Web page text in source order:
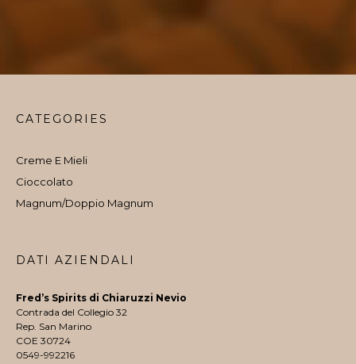
DATI AZIENDALI
Fred’s Spirits di Chiaruzzi Nevio
Contrada del Collegio 32
Rep. San Marino
COE 30724
0549-992216
CATEGORIES
Creme E Mieli
Cioccolato
Magnum/Doppio Magnum